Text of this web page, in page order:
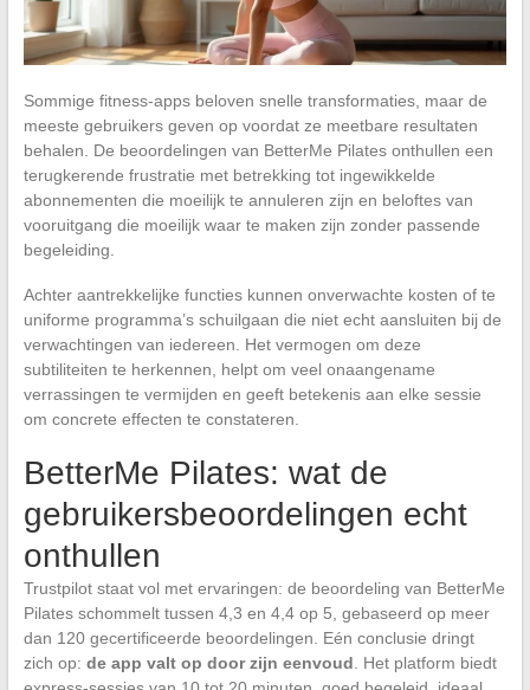
Sommige fitness-apps beloven snelle transformaties, maar de
meeste gebruikers geven op voordat ze meetbare resultaten
behalen. De beoordelingen van BetterMe Pilates onthullen een
terugkerende frustratie met betrekking tot ingewikkelde
abonnementen die moeilijk te annuleren zijn en beloftes van
vooruitgang die moeilijk waar te maken zijn zonder passende
begeleiding.
Achter aantrekkelijke functies kunnen onverwachte kosten of te
uniforme programma’s schuilgaan die niet echt aansluiten bij de
verwachtingen van iedereen. Het vermogen om deze
subtiliteiten te herkennen, helpt om veel onaangename
verrassingen te vermijden en geeft betekenis aan elke sessie
om concrete effecten te constateren.
BetterMe Pilates: wat de
gebruikersbeoordelingen echt
onthullen
Trustpilot staat vol met ervaringen: de beoordeling van BetterMe
Pilates schommelt tussen 4,3 en 4,4 op 5, gebaseerd op meer
dan 120 gecertificeerde beoordelingen. Eén conclusie dringt
zich op: de app valt op door zijn eenvoud . Het platform biedt